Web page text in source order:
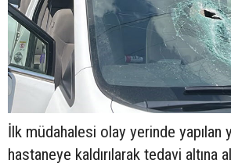
İlk müdahalesi olay yerinde yapılan
hastaneye kaldırılarak tedavi altına